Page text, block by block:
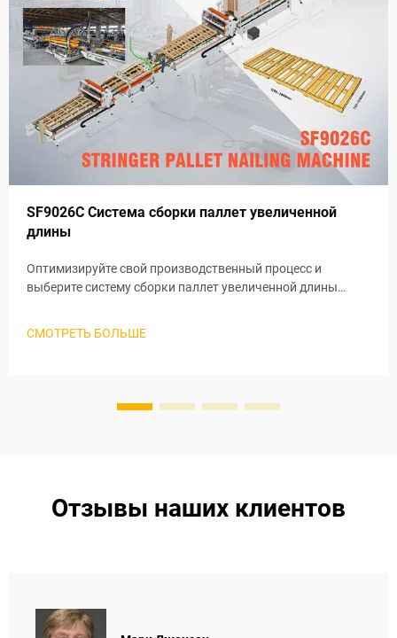
SF9026C Система сборки паллет увеличенной
длины
Оптимизируйте свой производственный процесс и
выберите систему сборки паллет увеличенной длины
СМОТРЕТЬ БОЛЬШЕ
Отзывы наших клиентов